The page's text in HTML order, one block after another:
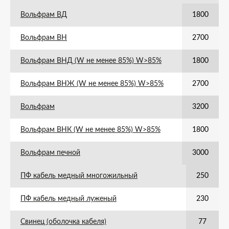
Вольфрам ВД 1800
Вольфрам ВН 2700
Вольфрам ВНД (W не менее 85%) W>85% 1800
Вольфрам ВНЖ (W не менее 85%) W>85% 2700
Вольфрам 3200
Вольфрам ВНК (W не менее 85%) W>85% 1800
Вольфрам печной 3000
ПФ кабель медный многожильный 250
ПФ кабель медный луженый 230
Свинец (оболочка кабеля) 77